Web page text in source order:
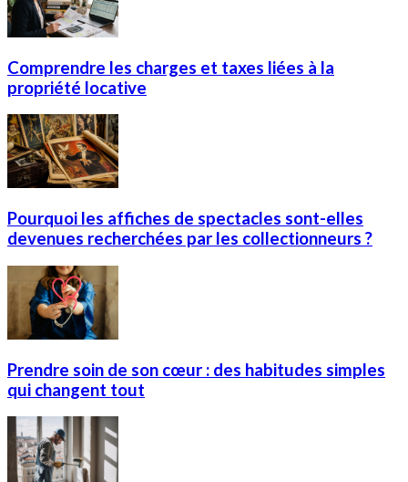
Comprendre les charges et taxes liées à la
propriété locative
Pourquoi les affiches de spectacles sont-elles
devenues recherchées par les collectionneurs ?
Prendre soin de son cœur : des habitudes simples
qui changent tout